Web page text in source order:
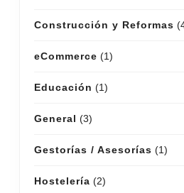
Construcción y Reformas
eCommerce (1)
Educación (1)
General (3)
Gestorías / Asesorías (1)
Hostelería (2)